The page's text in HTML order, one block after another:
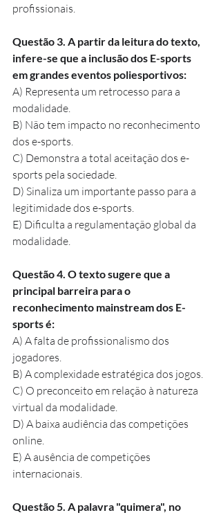
profissionais.
Questão 3. A partir da leitura do texto,
infere-se que a inclusão dos E-sports
em grandes eventos poliesportivos:
A) Representa um retrocesso para a
modalidade.
B) Não tem impacto no reconhecimento
dos e-sports.
C) Demonstra a total aceitação dos e-
sports pela sociedade.
D) Sinaliza um importante passo para a
legitimidade dos e-sports.
E) Dificulta a regulamentação global da
modalidade.
Questão 4. O texto sugere que a
principal barreira para o
reconhecimento mainstream dos E-
sports é:
A) A falta de profissionalismo dos
jogadores.
B) A complexidade estratégica dos jogos.
C) O preconceito em relação à natureza
virtual da modalidade.
D) A baixa audiência das competições
online.
E) A ausência de competições
internacionais.
Questão 5. A palavra "quimera", no